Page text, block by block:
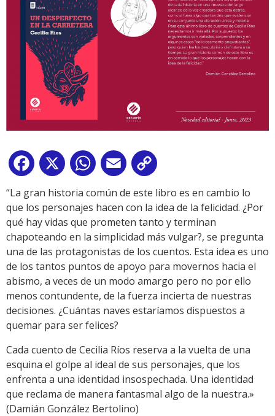
Facebook
X WhatsApp
Email
Link
“La gran historia común de este libro es en cambio lo
que los personajes hacen con la idea de la felicidad. ¿Por
qué hay vidas que prometen tanto y terminan
chapoteando en la simplicidad más vulgar?, se pregunta
una de las protagonistas de los cuentos. Esta idea es uno
de los tantos puntos de apoyo para movernos hacia el
abismo, a veces de un modo amargo pero no por ello
menos contundente, de la fuerza incierta de nuestras
decisiones. ¿Cuántas naves estaríamos dispuestos a
quemar para ser felices?
Cada cuento de Cecilia Ríos reserva a la vuelta de una
esquina el golpe al ideal de sus personajes, que los
enfrenta a una identidad insospechada. Una identidad
que reclama de manera fantasmal algo de la nuestra.»
(Damián González Bertolino)